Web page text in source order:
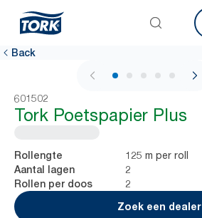
Back
1 / 5
601502
Tork Poetspapier Plus
Rollengte 125 m per roll
Aantal lagen 2
Rollen per doos
2
Zoek een dealer